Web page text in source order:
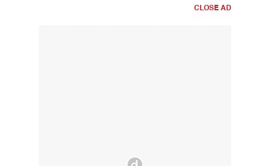
CLOSE AD